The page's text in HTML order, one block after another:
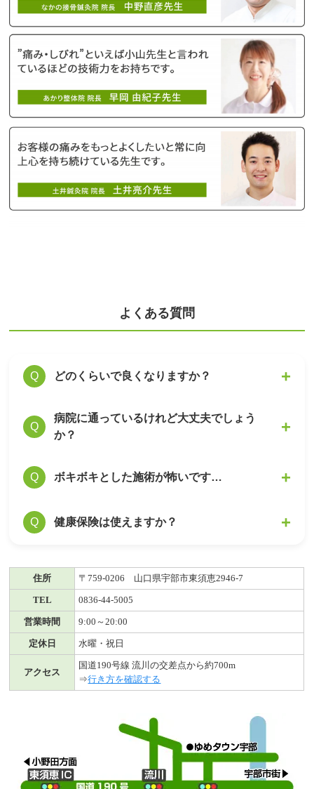
よくある質問
Q どのくらいで良くなりますか？
A
症状の軽重によって効果の幅は個人差がありま
すが、初回でも症状の変化を感じて頂ける方が
しかし、初回に施術効果を感じにくいケースで
1. 骨格の歪み・疲労の蓄積の量が多いために、
も、症状は残っているため、まだ感覚が変わら
ないケース
3. 痛み・しびれの箇所が複数あると、一か所が
良くなっても他の部分が気になるので、痛み・
しびれの感覚が変わらないケース
いずれのケースでも、施術を繰り返しお受けに
なり改善が期待できますのでご安心ください。
Q
病院に通っているけれど大丈夫でしょう
か？
A
病院に通いながら当院で施術を受けることも可
う方も、症状の原因が別にあることが想定され
ださい。
Q ボキボキとした施術が怖いです…
A
当院では痛みのない施術を行っています。力の
Q 健康保険は使えますか？
A
当院は自由診療のみとなります。（交通事故の
み保険適応しております）
住所 〒759-0206 山口県宇部市東須恵2946-7
TEL 0836-44-5005
営業時間 9:00～20:00
定休日 水曜・祝日
アクセス
国道190号線 流川の交差点から約700m
⇒行き方を確認する